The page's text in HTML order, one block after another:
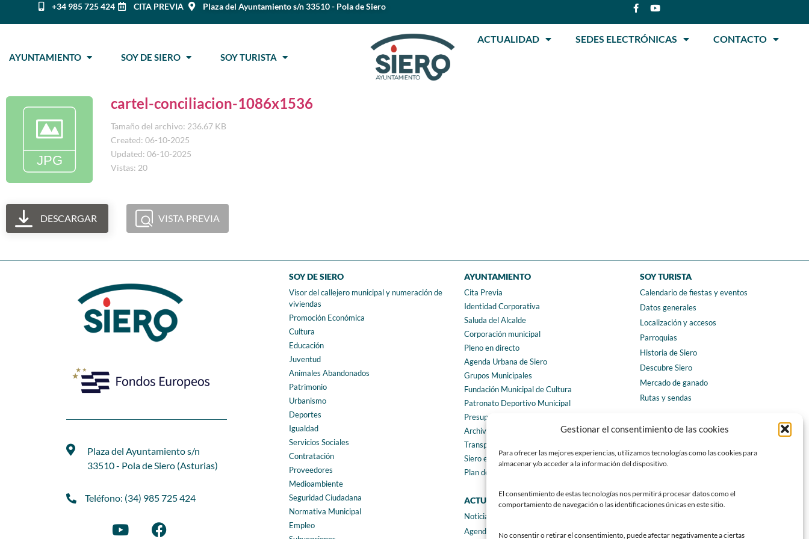
Gestionar el consentimiento de las cookies
Para ofrecer las mejores experiencias, utilizamos tecnologías como las cookies para
almacenar y/o acceder a la información del dispositivo.
El consentimiento de estas tecnologías nos permitirá procesar datos como el
comportamiento de navegación o las identificaciones únicas en este sitio.
No consentir o retirar el consentimiento, puede afectar negativamente a ciertas
+34 985 725 424 CITA PREVIA Plaza del Ayuntamiento s/n 33510 - Pola de Siero
AYUNTAMIENTO SOY DE SIERO SOY TURISTA
ACTUALIDAD SEDES ELECTRÓNICAS CONTACTO
cartel-conciliacion-1086x1536
Tamaño del archivo: 236.67 KB
Created: 06-10-2025
Updated: 06-10-2025
Vistas: 20
DESCARGAR VISTA PREVIA
Plaza del Ayuntamiento s/n
33510 - Pola de Siero (Asturias)
Teléfono: (34) 985 725 424
SOY DE SIERO
Visor del callejero municipal y numeración de
viviendas
Promoción Económica
Cultura
Educación
Juventud
Animales Abandonados
Patrimonio
Urbanismo
Deportes
Igualdad
Servicios Sociales
Contratación
Proveedores
Medioambiente
Seguridad Ciudadana
Normativa Municipal
Empleo
AYUNTAMIENTO
Cita Previa
Identidad Corporativa
Saluda del Alcalde
Corporación municipal
Pleno en directo
Agenda Urbana de Siero
Grupos Municipales
Fundación Municipal de Cultura
Patronato Deportivo Municipal
Presupuestos municipales
Archivo municipal
Transparencia
Siero en Cifras
Plan de igualdad
ACTUALIDAD
Noticias
Agenda
SOY TURISTA
Calendario de fiestas y eventos
Datos generales
Localización y accesos
Parroquias
Historia de Siero
Descubre Siero
Mercado de ganado
Rutas y sendas
CONTACTO
Teléfonos de interés
Formulario de contacto